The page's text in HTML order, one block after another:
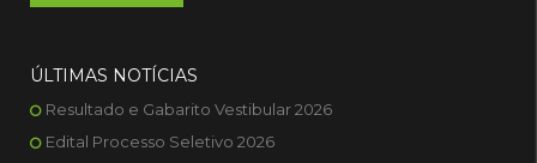
ÚLTIMAS NOTÍCIAS
Resultado e Gabarito Vestibular 2026
Edital Processo Seletivo 2026